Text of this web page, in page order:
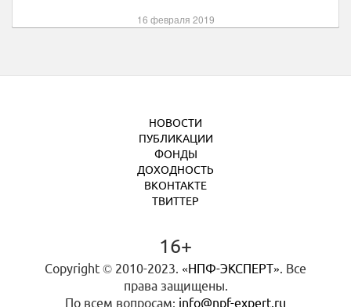
16 февраля 2019
НОВОСТИ
ПУБЛИКАЦИИ
ФОНДЫ
ДОХОДНОСТЬ
ВКОНТАКТЕ
ТВИТТЕР
16+
Copyright © 2010-2023. «НПФ-ЭКСПЕРТ». Все
права защищены.
По всем вопросам: info@npf-expert.ru